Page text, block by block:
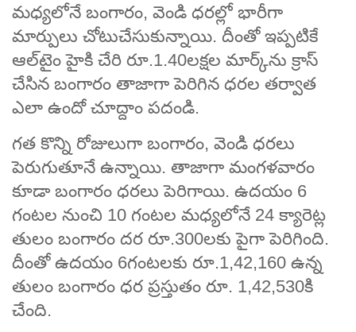
మధ్యలోనే బంగారం, వెండి ధరల్లో భారీగా
మార్పులు చోటుచేసుకున్నాయి. దీంతో ఇప్పటికే
ఆల్‌టైం హైకి చేరి రూ.1.40లక్షల మార్క్‌ను క్రాస్
చేసిన బంగారం తాజాగా పెరిగిన ధరల తర్వాత
ఎలా ఉందో చూద్దాం పదండి.
గత కొన్ని రోజులుగా బంగారం, వెండి ధరలు
పెరుగుతూనే ఉన్నాయి. తాజాగా మంగళవారం
కూడా బంగారం ధరలు పెరిగాయి. ఉదయం 6
గంటల నుంచి 10 గంటల మధ్యలోనే 24 క్యారెట్ల
తులం బంగారం దర రూ.300లకు పైగా పెరిగింది.
దీంతో ఉదయం 6గంటలకు రూ.1,42,160 ఉన్న
తులం బంగారం ధర ప్రస్తుతం రూ. 1,42,530కి
చేంది.